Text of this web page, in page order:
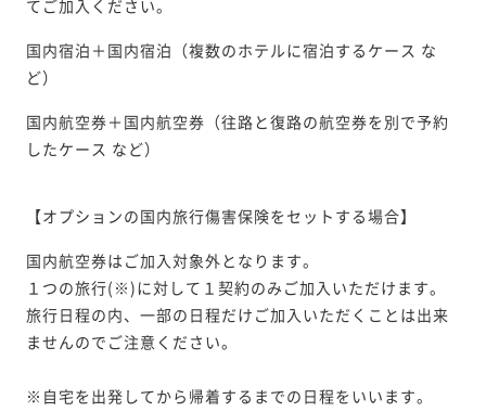
てご加入ください。
国内宿泊＋国内宿泊（複数のホテルに宿泊するケース な
ど）
国内航空券＋国内航空券（往路と復路の航空券を別で予約
したケース など）
【オプションの国内旅行傷害保険をセットする場合】
国内航空券はご加入対象外となります。
１つの旅行(※)に対して１契約のみご加入いただけます。
旅行日程の内、一部の日程だけご加入いただくことは出来
ませんのでご注意ください。
※自宅を出発してから帰着するまでの日程をいいます。